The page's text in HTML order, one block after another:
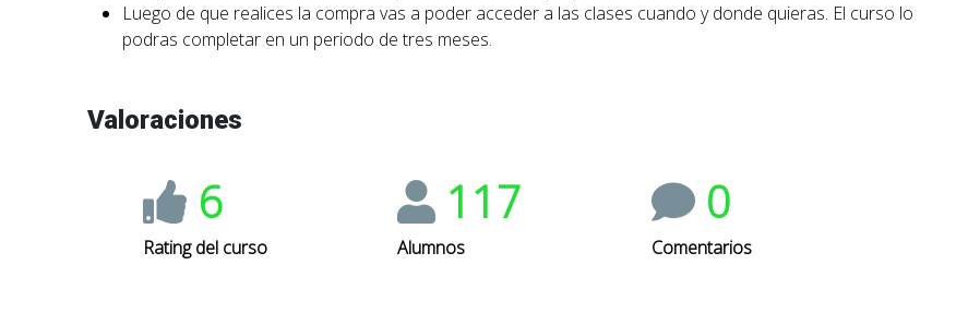
Luego de que realices la compra vas a poder acceder a las clases cuando y donde quieras. El curso lo
podras completar en un periodo de tres meses.
Valoraciones
6
Rating del curso
117
Alumnos
0
Comentarios